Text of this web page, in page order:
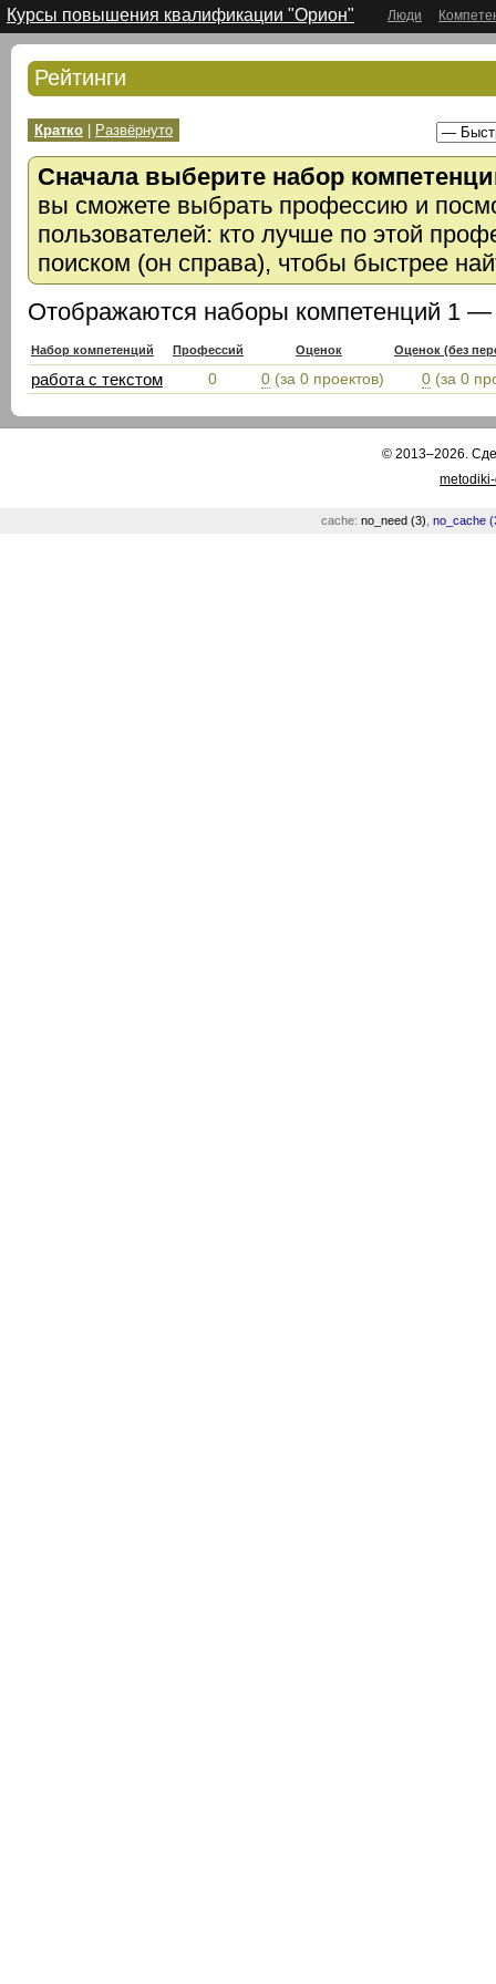
Курсы повышения квалификации "Орион" Люди
Рейтинги
Кратко Развёрнуто
Сначала выберите набор
вы сможете выбрать профессию и
пользователей: кто лучше по этой
поиском (он справа), чтобы быстрее
Отображаются наборы компетенций 1 —
Набор компетенций Профессий Оценок Оценок (без
работа с текстом 0 0 (за 0 проектов) 0 (за 0
© 2013–2026.
cache: no_need (3) no_cache